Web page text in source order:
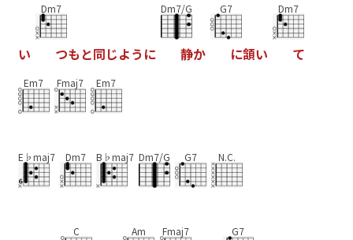
い
Dm7
つもと同じよう に
Dm7/G
静か
G7
に頷い
Dm7
て
Em7 Fmaj7 Em7
E♭maj7 Dm7 B♭maj7 Dm7/G G7 N.C.
C Am Fmaj7 G7